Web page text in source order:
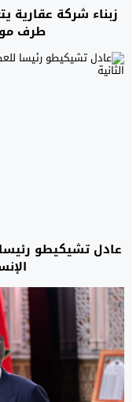
زبناء شركة عقارية
طرف
عادل تشيكيطو